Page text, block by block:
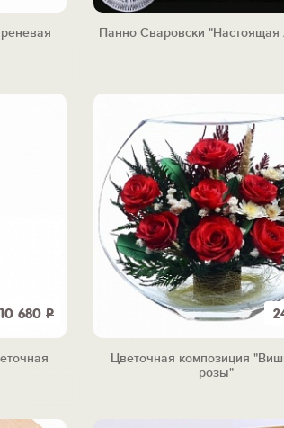
Панно Сваровски "Настоящая
10 680 Р
Цветочная композиция
розы"